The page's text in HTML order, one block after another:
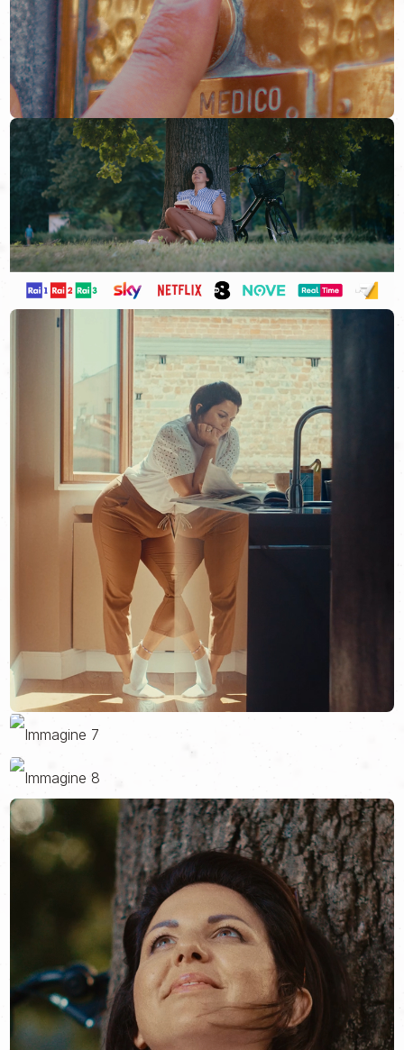
iniziare un cammino consapevole.
Lo spot è in onda sulle principali reti TV italiane e internazionali,
e pure sulle piattaforme di streaming.
Un invito a chi guarda di fare
quel primo passo, che spesso è
il più difficile.
Con rispetto e realismo.
Con possibilità vere, non parole vuote."
*Silvia è un personaggio fittizio che non rappresenta un
paziente reale